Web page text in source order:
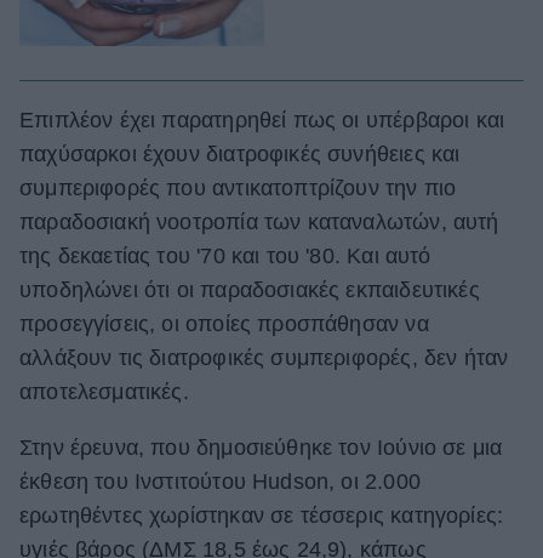
Επιπλέον έχει παρατηρηθεί πως οι υπέρβαροι και
παχύσαρκοι έχουν διατροφικές συνήθειες και
συμπεριφορές που αντικατοπτρίζουν την πιο
παραδοσιακή νοοτροπία των καταναλωτών, αυτή
της δεκαετίας του '70 και του '80. Και αυτό
υποδηλώνει ότι οι παραδοσιακές εκπαιδευτικές
προσεγγίσεις, οι οποίες προσπάθησαν να
αλλάξουν τις διατροφικές συμπεριφορές, δεν ήταν
αποτελεσματικές.
Στην έρευνα, που δημοσιεύθηκε τον Ιούνιο σε μια
έκθεση του Ινστιτούτου Hudson, οι 2.000
ερωτηθέντες χωρίστηκαν σε τέσσερις κατηγορίες:
υγιές βάρος (ΔΜΣ 18,5 έως 24,9), κάπως